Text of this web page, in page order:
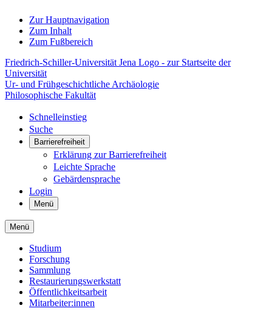
Zur Hauptnavigation
Zum Inhalt
Zum Fußbereich
Friedrich-Schiller-Universität Jena Logo - zur Startseite der
Universität
Ur- und Frühgeschichtliche Archäologie
Philosophische Fakultät
Schnelleinstieg
Suche
Barrierefreiheit
Erklärung zur Barrierefreiheit
Leichte Sprache
Gebärdensprache
Login
Menü
Menü
Studium
Forschung
Sammlung
Restaurierungswerkstatt
Öffentlichkeitsarbeit
Mitarbeiter:innen